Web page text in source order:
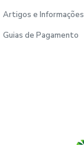
Artigos e Informações
Guias de Pagamento